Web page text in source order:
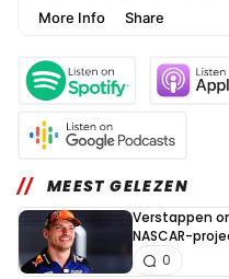
MEEST GELEZEN
Verstappen
NASCAR-
0